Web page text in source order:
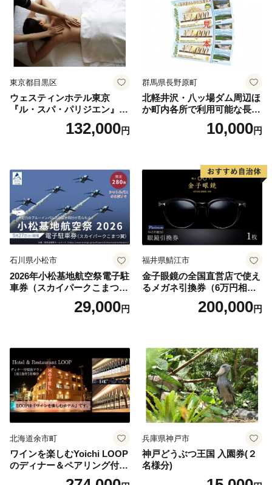
東京都目黒区
ウェスティンホテル東京
『ル・スパ・パリジエン』選
べるボディセラピー90分/1名
132,000円
群馬県長野原町
北軽井沢・八ッ場ダム周辺ほ
か町内各所で利用可能な長野
原町ふるさと感謝券（3,000
円分）【トラベル 観光 旅行
10,000円
石川県小松市
2026年小松基地航空祭電子駐
車券（スカイパークこまつ
翼） 駐車場 シャトルバスの
りばすぐ 石川県 小松市
29,000円
福井県鯖江市
金子眼鏡の全国直営店で使え
るメガネ引換券（6万円相
当） Platinum200,000円
北海道余市町
ワインを楽しむYoichi LOOP
のディナー＆ペアリング付宿
泊プラン＜デラックスツイン
兵庫県神戸市
神戸どうぶつ王国 入園券(２
名様分)